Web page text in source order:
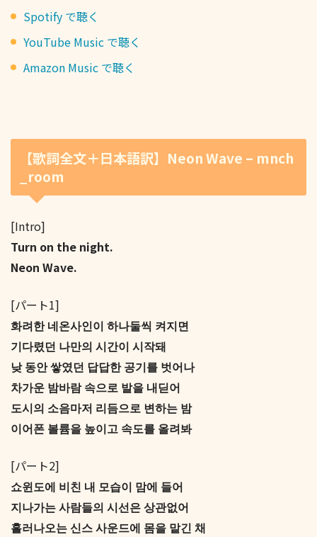
Spotify で聴く
YouTube Music で聴く
Amazon Music で聴く
【歌詞全文＋日本語訳】Neon Wave – mnch
_room
[Intro]
Turn on the night.
Neon Wave.
[パート1]
화려한 네온사인이 하나둘씩 켜지면
기다렸던 나만의 시간이 시작돼
낮 동안 쌓였던 답답한 공기를 벗어나
차가운 밤바람 속으로 발을 내딛어
도시의 소음마저 리듬으로 변하는 밤
이어폰 볼륨을 높이고 속도를 올려봐
[パート2]
쇼윈도에 비친 내 모습이 맘에 들어
지나가는 사람들의 시선은 상관없어
흘러나오는 신스 사운드에 몸을 맡긴 채